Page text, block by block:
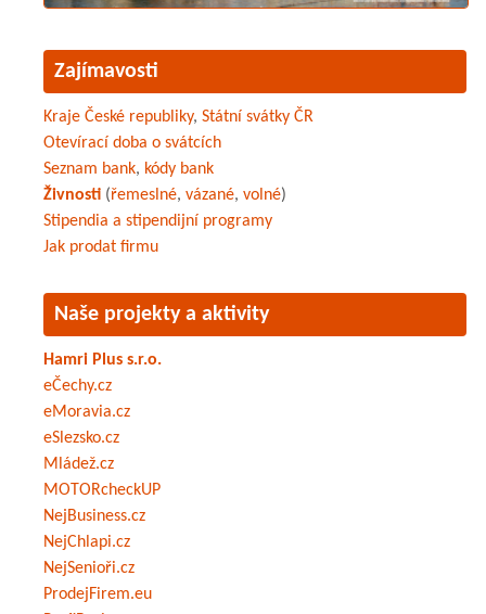
Zajímavosti
Kraje České republiky, Státní svátky ČR
Otevírací doba o svátcích
Seznam bank, kódy bank
Živnosti (řemeslné, vázané, volné)
Stipendia a stipendijní programy
Jak prodat firmu
Naše projekty a aktivity
Hamri Plus s.r.o.
eČechy.cz
eMoravia.cz
eSlezsko.cz
Mládež.cz
MOTORcheckUP
NejBusiness.cz
NejChlapi.cz
NejSenioři.cz
ProdejFirem.eu